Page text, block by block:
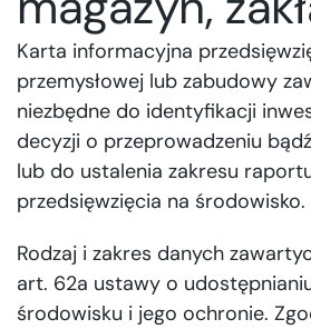
Karta informacyjna
przemysłowej lub zabudowy
niezbędne do identyfikacji
decyzji o przeprowadzeniu
lub do ustalenia zakresu
przedsięwzięcia na środowisko.
Rodzaj i zakres danych
art. 62a ustawy o
środowisku i jego ochronie.